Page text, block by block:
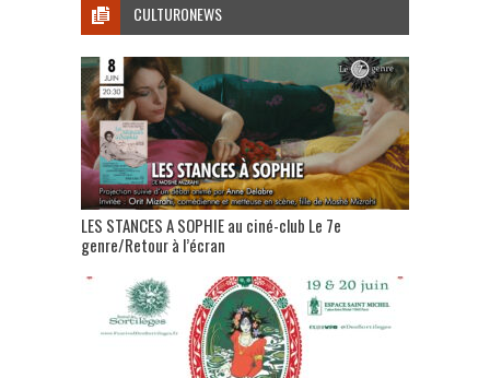
CULTURONEWS
LES STANCES A SOPHIE au ciné-club Le 7e
genre/Retour à l’écran